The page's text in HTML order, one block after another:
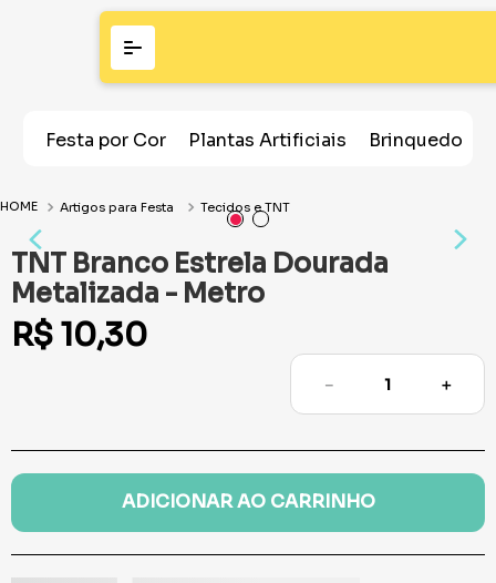
Festa por Cor Plantas Artificiais Brinquedos
Artigos para Festa Tecidos e TNT
TNT Branco Estrela Dourada
Metalizada - Metro
R$ 10,30
＋
－
ADICIONAR AO CARRINHO